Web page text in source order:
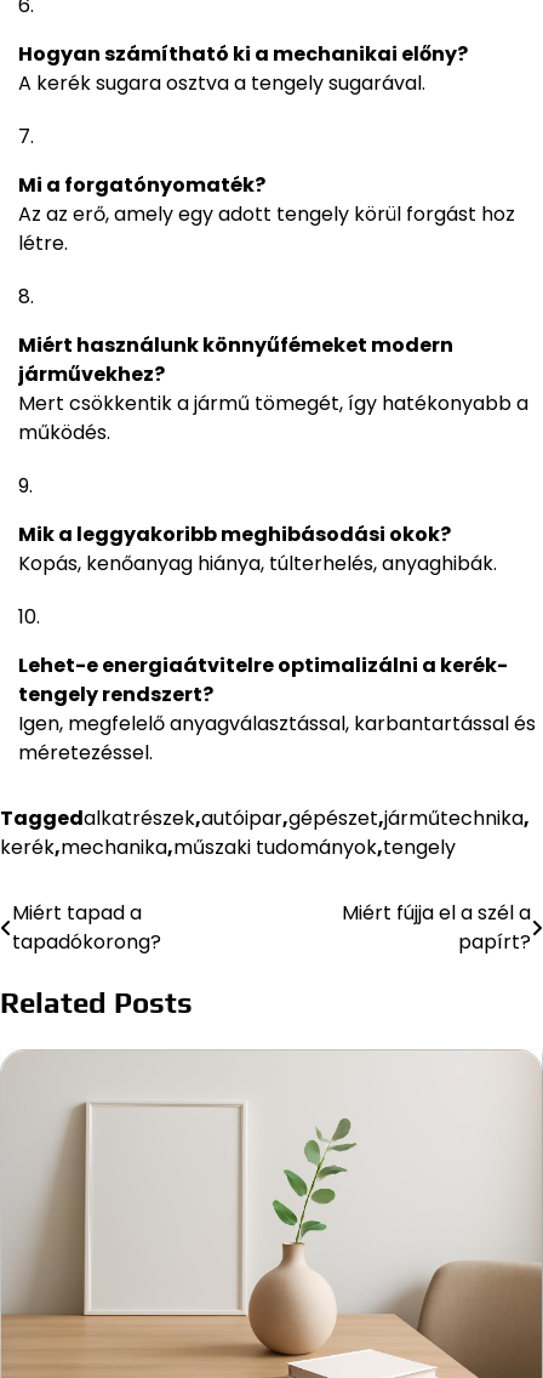
Hogyan számítható ki a mechanikai előny?
A kerék sugara osztva a tengely sugarával.
Mi a forgatónyomaték?
Az az erő, amely egy adott tengely körül forgást hoz
létre.
Miért használunk könnyűfémeket modern
járművekhez?
Mert csökkentik a jármű tömegét, így hatékonyabb a
működés.
Mik a leggyakoribb meghibásodási okok?
Kopás, kenőanyag hiánya, túlterhelés, anyaghibák.
Lehet-e energiaátvitelre optimalizálni a kerék-
tengely rendszert?
Igen, megfelelő anyagválasztással, karbantartással és
méretezéssel.
Taggedalkatrészek,autóipar,gépészet,járműtechnika,
kerék,mechanika,műszaki tudományok,tengely
Bejegyzés
navigáció
Miért tapad a
tapadókorong?
Miért fújja el a szél a
papírt?
Related Posts